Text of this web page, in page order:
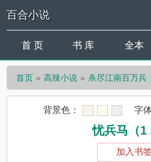
百合小说
首 页 书 库 全本
首页 高辣小说 杀尽江南百万兵
背景色： 字
忧兵马（1
加入书